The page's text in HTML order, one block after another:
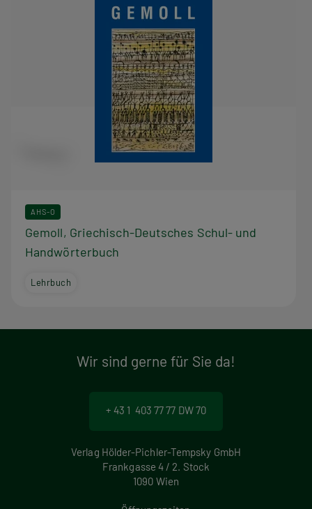
AHS-O
Gemoll, Griechisch-Deutsches Schul- und
Handwörterbuch
Lehrbuch
Wir sind gerne für Sie da!
+ 43 1 403 77 77 DW 70
Verlag Hölder-Pichler-Tempsky GmbH
Frankgasse 4 / 2. Stock
1090 Wien